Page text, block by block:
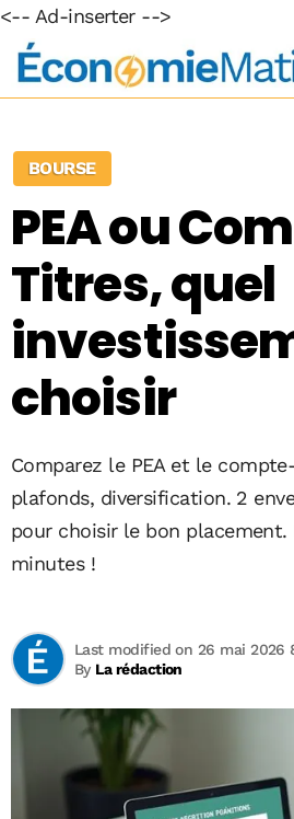
<-- Ad-inserter -->
BOURSE
PEA ou
Titres, quel
choisir
Comparez le PEA et le
plafonds, diversification. 2
pour choisir le bon placement.
minutes !
By La rédaction
Last modified on 26 mai 2026